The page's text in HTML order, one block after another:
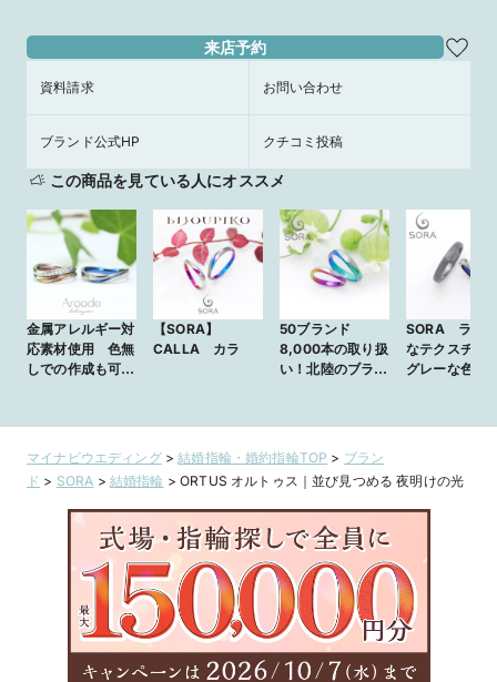
来店予約
資料請求 お問い合わせ
ブランド公式HP クチコミ投稿
この商品を見ている人にオススメ
金属アレルギー対
応素材使用 色無
しでの作成も可能
れ、命を潤すオア
シスを表現した美
しいカーブを描く
結婚指輪
【SORA】
CALLA カラ
50ブランド
8,000本の取り扱
い！北陸のブライ
SORA ラン
なテクスチャ
グレーな色味
マイナビウエディング>結婚指輪・婚約指輪TOP > ブラン
ド > SORA > 結婚指輪 >ORTUS オルトゥス｜並び見つめる 夜明けの光